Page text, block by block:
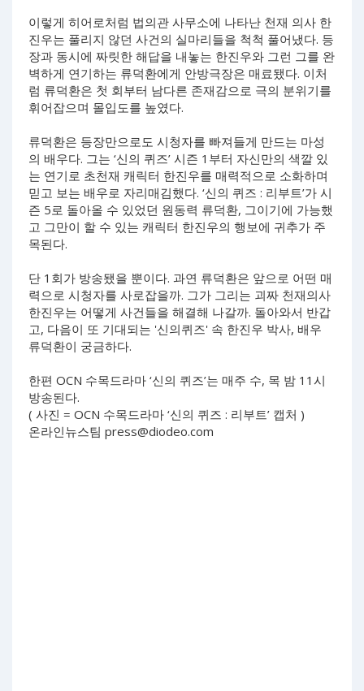
이렇게 히어로처럼 법의관 사무소에 나타난 천재 의사 한
진우는 풀리지 않던 사건의 실마리들을 척척 풀어냈다. 등
장과 동시에 짜릿한 해답을 내놓는 한진우와 그런 그를 완
벽하게 연기하는 류덕환에게 안방극장은 매료됐다. 이처
럼 류덕환은 첫 회부터 남다른 존재감으로 극의 분위기를
휘어잡으며 몰입도를 높였다.
류덕환은 등장만으로도 시청자를 빠져들게 만드는 마성
의 배우다. 그는 ‘신의 퀴즈’ 시즌 1부터 자신만의 색깔 있
는 연기로 초천재 캐릭터 한진우를 매력적으로 소화하며
믿고 보는 배우로 자리매김했다. ‘신의 퀴즈 : 리부트’가 시
즌 5로 돌아올 수 있었던 원동력 류덕환, 그이기에 가능했
고 그만이 할 수 있는 캐릭터 한진우의 행보에 귀추가 주
목된다.
단 1회가 방송됐을 뿐이다. 과연 류덕환은 앞으로 어떤 매
력으로 시청자를 사로잡을까. 그가 그리는 괴짜 천재의사
한진우는 어떻게 사건들을 해결해 나갈까. 돌아와서 반갑
고, 다음이 또 기대되는 '신의퀴즈' 속 한진우 박사, 배우
류덕환이 궁금하다.
한편 OCN 수목드라마 ‘신의 퀴즈’는 매주 수, 목 밤 11시
방송된다.
( 사진 = OCN 수목드라마 ‘신의 퀴즈 : 리부트’ 캡처 )
온라인뉴스팀 press@diodeo.com